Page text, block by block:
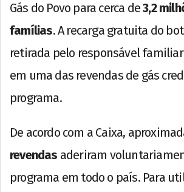
Gás do Povo para cerca de3,2
famílias. A recarga gratuita do
retirada pelo responsável
em uma das revendas de gás
programa.
De acordo com a Caixa,
revendas aderiram
programa em todo o país. Para